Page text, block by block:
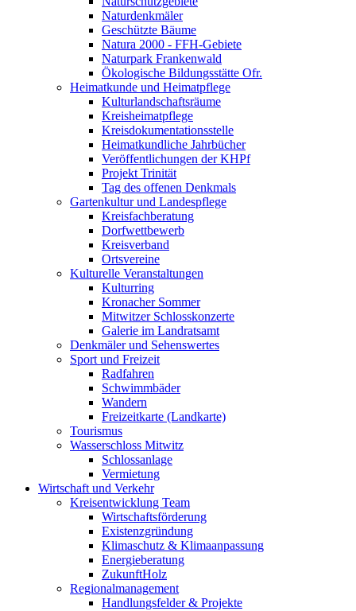
Naturdenkmäler
Geschützte Bäume
Natura 2000 - FFH-Gebiete
Naturpark Frankenwald
Ökologische Bildungsstätte Ofr.
Heimatkunde und Heimatpflege
Kulturlandschaftsräume
Kreisheimatpflege
Kreisdokumentationsstelle
Heimatkundliche Jahrbücher
Veröffentlichungen der KHPf
Projekt Trinität
Tag des offenen Denkmals
Gartenkultur und Landespflege
Kreisfachberatung
Dorfwettbewerb
Kreisverband
Ortsvereine
Kulturelle Veranstaltungen
Kulturring
Kronacher Sommer
Mitwitzer Schlosskonzerte
Galerie im Landratsamt
Denkmäler und Sehenswertes
Sport und Freizeit
Radfahren
Schwimmbäder
Wandern
Freizeitkarte (Landkarte)
Tourismus
Wasserschloss Mitwitz
Schlossanlage
Vermietung
Wirtschaft und Verkehr
Kreisentwicklung Team
Wirtschaftsförderung
Existenzgründung
Klimaschutz & Klimaanpassung
Energieberatung
ZukunftHolz
Regionalmanagement
Handlungsfelder & Projekte